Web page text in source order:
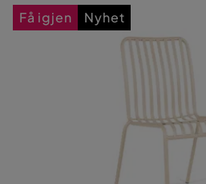
Få igjen Nyhet